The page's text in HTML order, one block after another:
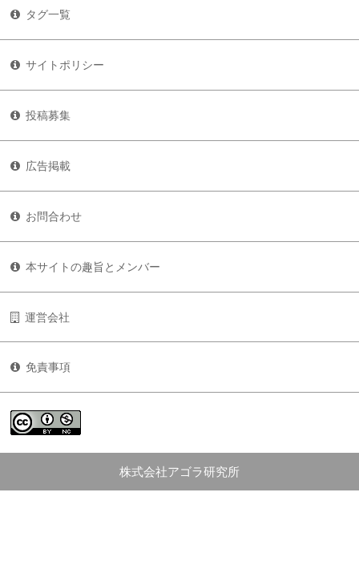
タグ一覧
サイトポリシー
投稿募集
広告掲載
お問合わせ
本サイトの趣旨とメンバー
運営会社
免責事項
株式会社アゴラ研究所